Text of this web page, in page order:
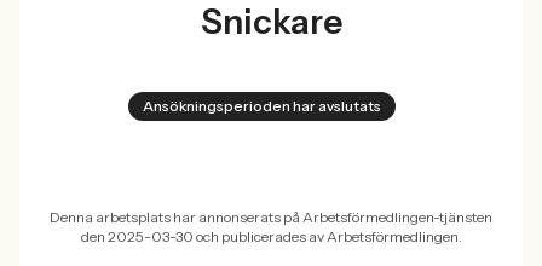
Snickare
Ansökningsperioden har avslutats
Denna arbetsplats har annonserats på Arbetsförmedlingen-tjänsten
den 2025-03-30 och publicerades av Arbetsförmedlingen.